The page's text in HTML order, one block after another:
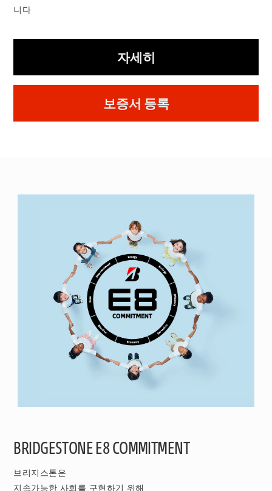
니다
자세히
보증서 등록
BRIDGESTONE E8 COMMITMENT
브리지스톤은
지속가능한 사회를 구현하기 위해